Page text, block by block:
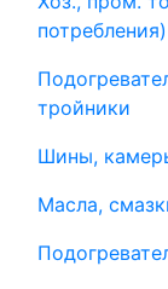
потребления)
тройники
Шины,
Масла,